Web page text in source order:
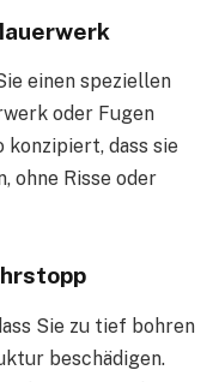
einen speziellen
oder Fugen
konzipiert, dass sie
ohne Risse oder
Sie zu tief bohren
beschädigen.